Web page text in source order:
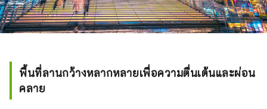
พื้นที่ลานกว้างหลากหลายเพื่อความตื่นเต้นและผ่อน
คลาย